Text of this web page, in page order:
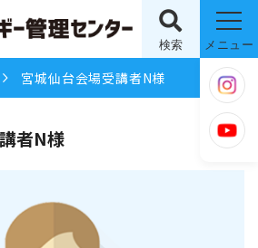
検索 メニュー
宮城仙台会場受講者N様
者N様